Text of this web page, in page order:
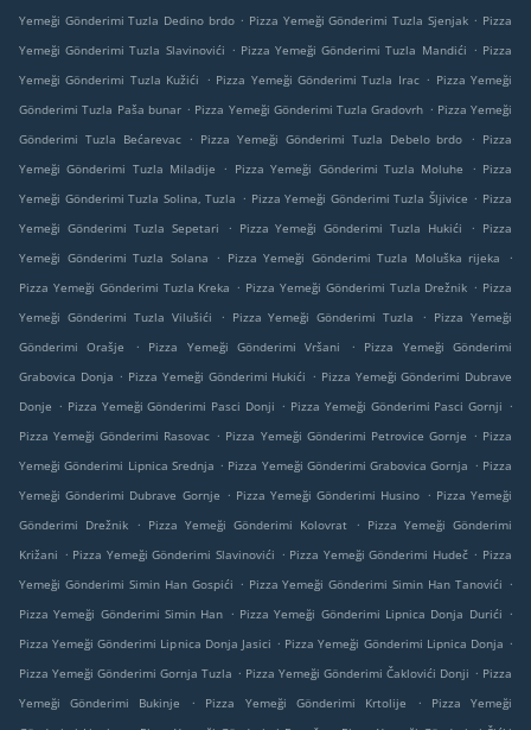
Yemeği Gönderimi Tuzla Dedino brdo . Pizza Yemeği Gönderimi Tuzla Sjenjak . Pizza
Yemeği Gönderimi Tuzla Slavinovići . Pizza Yemeği Gönderimi Tuzla Mandići . Pizza
Yemeği Gönderimi Tuzla Kužići
. Pizza Yemeği Gönderimi Tuzla Irac . Pizza Yemeği
Gönderimi Tuzla Paša bunar . Pizza Yemeği Gönderimi Tuzla Gradovrh . Pizza Yemeği
Gönderimi Tuzla Bećarevac . Pizza Yemeği Gönderimi Tuzla Debelo brdo . Pizza
Yemeği Gönderimi Tuzla Miladije
. Pizza Yemeği Gönderimi Tuzla Moluhe . Pizza
Yemeği Gönderimi Tuzla Solina, Tuzla . Pizza Yemeği Gönderimi Tuzla Šljivice . Pizza
Yemeği Gönderimi Tuzla Sepetari
. Pizza Yemeği Gönderimi Tuzla Hukići . Pizza
Yemeği Gönderimi Tuzla Solana
. Pizza Yemeği Gönderimi Tuzla Moluška rijeka
.
Pizza Yemeği Gönderimi Tuzla Kreka . Pizza Yemeği Gönderimi Tuzla Drežnik . Pizza
Yemeği Gönderimi Tuzla Vilušići
. Pizza Yemeği Gönderimi Tuzla . Pizza Yemeği
Gönderimi Orašje
. Pizza Yemeği Gönderimi Vršani .
Pizza Yemeği Gönderimi
Grabovica Donja . Pizza Yemeği Gönderimi Hukići . Pizza Yemeği Gönderimi Dubrave
Donje . Pizza Yemeği Gönderimi Pasci Donji . Pizza Yemeği Gönderimi Pasci Gornji .
Pizza Yemeği Gönderimi Rasovac . Pizza Yemeği Gönderimi Petrovice Gornje . Pizza
Yemeği Gönderimi Lipnica Srednja . Pizza Yemeği Gönderimi Grabovica Gornja . Pizza
Yemeği Gönderimi Dubrave Gornje . Pizza Yemeği Gönderimi Husino . Pizza Yemeği
Gönderimi Drežnik
. Pizza Yemeği Gönderimi Kolovrat . Pizza Yemeği Gönderimi
Križani . Pizza Yemeği Gönderimi Slavinovići . Pizza Yemeği Gönderimi Hudeč . Pizza
Yemeği Gönderimi Simin Han Gospići . Pizza Yemeği Gönderimi Simin Han Tanovići .
Pizza Yemeği Gönderimi Simin Han . Pizza Yemeği Gönderimi Lipnica Donja Durići .
Pizza Yemeği Gönderimi Lipnica Donja Jasici . Pizza Yemeği Gönderimi Lipnica Donja .
Pizza Yemeği Gönderimi Gornja Tuzla . Pizza Yemeği Gönderimi Čaklovići Donji . Pizza
Yemeği Gönderimi Bukinje
. Pizza Yemeği Gönderimi Krtolije .
Pizza Yemeği